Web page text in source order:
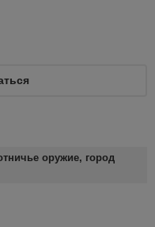
оружие, город